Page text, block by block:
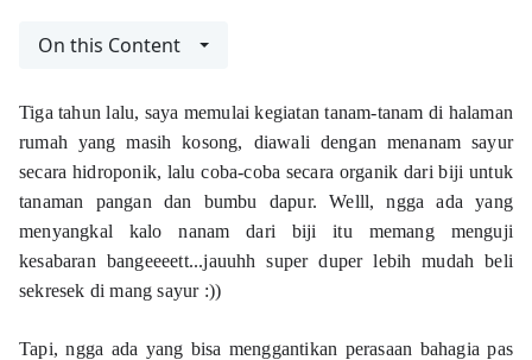
On this Content
Tiga tahun lalu, saya memulai kegiatan tanam-tanam di halaman
rumah yang masih kosong, diawali dengan menanam sayur
secara hidroponik, lalu coba-coba secara organik dari biji untuk
tanaman pangan dan bumbu dapur. Welll, ngga ada yang
menyangkal kalo nanam dari biji itu memang menguji
kesabaran bangeeeett...jauuhh super duper lebih mudah beli
sekresek di mang sayur :))
Tapi, ngga ada yang bisa menggantikan perasaan bahagia pas